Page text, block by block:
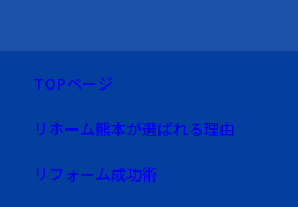
TOPページ
リホーム熊本が選ばれる理由
リフォーム成功術